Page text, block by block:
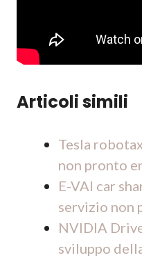
Articoli simili
Tesla
non pronto
E-VAI car
servizio non
NVIDIA
sviluppo